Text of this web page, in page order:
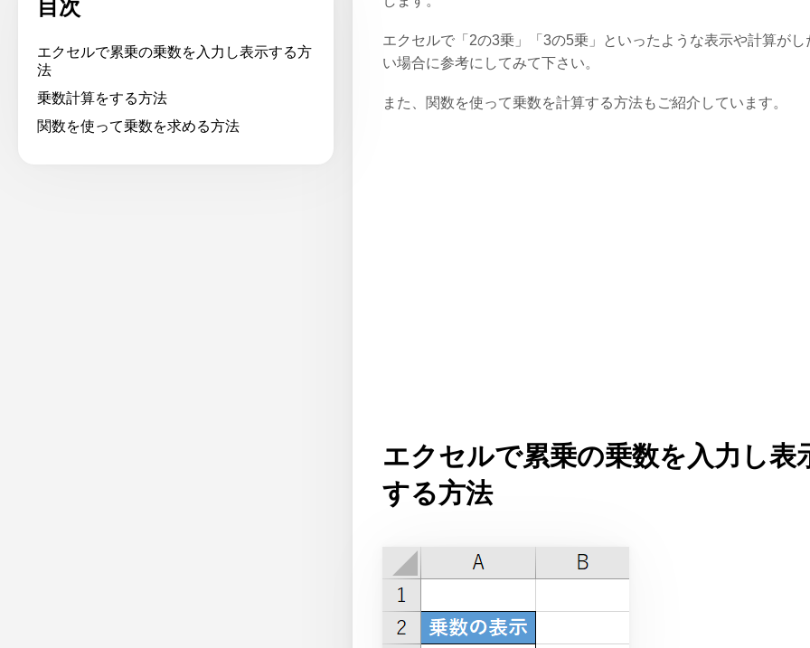
目次
エクセルで累乗の乗数を入力し表示する方
法
乗数計算をする方法
関数を使って乗数を求める方法
エクセルで「2の3乗」「3の5乗」といったような表示や計算がし
い場合に参考にしてみて下さい。
また、関数を使って乗数を計算する方法もご紹介しています。
エクセルで累乗の乗数を入力し表
する方法